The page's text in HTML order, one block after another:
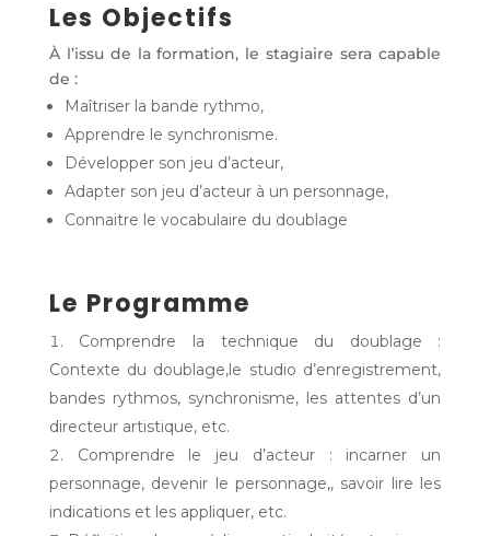
Les Objectifs
À l’issu de la formation, le stagiaire sera capable
de :
Maîtriser la bande rythmo,
Apprendre le synchronisme.
Développer son jeu d’acteur,
Adapter son jeu d’acteur à un personnage,
Connaitre le vocabulaire du doublage
Le Programme
Comprendre la technique du doublage :
Contexte du doublage,le studio d’enregistrement,
bandes rythmos, synchronisme, les attentes d’un
directeur artistique, etc.
Comprendre le jeu d’acteur : incarner un
personnage, devenir le personnage,, savoir lire les
indications et les appliquer, etc.